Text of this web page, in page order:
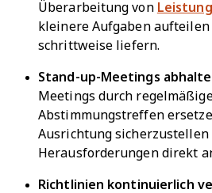
Überarbeitung von
kleinere Aufgaben
schrittweise liefern.
Stand-up-Meetings
Meetings durch
Abstimmungstreffen
Ausrichtung sicherzustellen
Herausforderungen direkt
Richtlinien kontinuierlich